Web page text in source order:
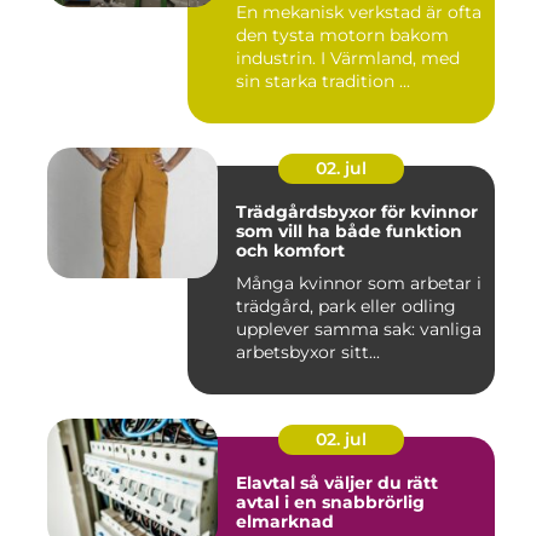
En mekanisk verkstad är ofta
den tysta motorn bakom
industrin. I Värmland, med
sin starka tradition ...
02. jul
Trädgårdsbyxor för kvinnor
som vill ha både funktion
och komfort
Många kvinnor som arbetar i
trädgård, park eller odling
upplever samma sak: vanliga
arbetsbyxor sitt...
02. jul
Elavtal så väljer du rätt
avtal i en snabbrörlig
elmarknad